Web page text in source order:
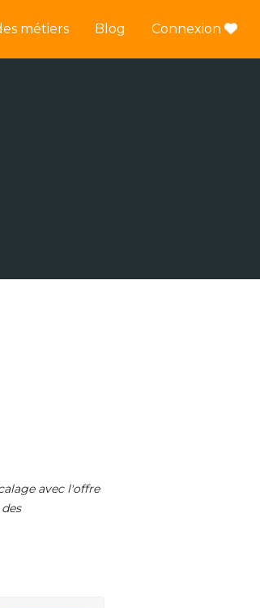
métiers Blog Connexion
avec l'offre